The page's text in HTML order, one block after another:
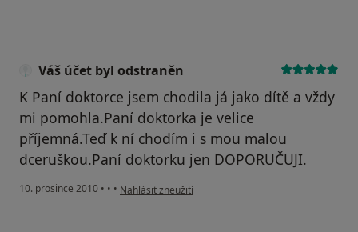
Váš účet byl odstraněn
K Paní doktorce jsem chodila já jako dítě a vždy
mi pomohla.Paní doktorka je velice
příjemná.Teď k ní chodím i s mou malou
dceruškou.Paní doktorku jen DOPORUČUJI.
10. prosince 2010 • • • podle názoru uživatele Váš účet byl odstraněn
Nahlásit zneužití